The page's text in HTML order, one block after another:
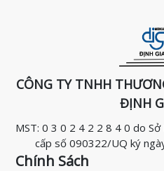
CÔNG TY TNHH
ĐỊNH
MST: 0 3 0 2 4 2 2 8 4 0 do
cấp số 090322/UQ ký
Chính Sách